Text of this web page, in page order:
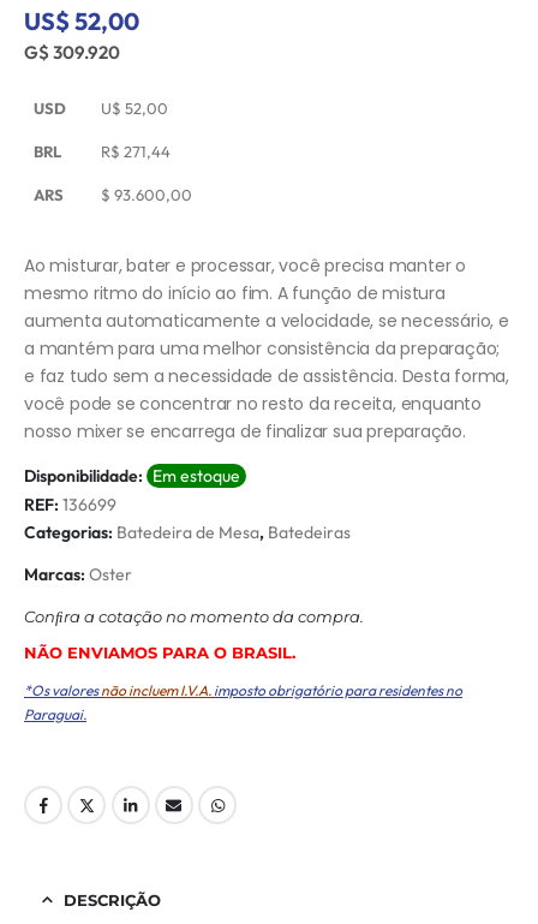
US$ 52,00
G$ 309.920
USD U$ 52,00
BRL R$ 271,44
ARS $ 93.600,00
Ao misturar, bater e processar, você precisa manter o
mesmo ritmo do início ao fim. A função de mistura
aumenta automaticamente a velocidade, se necessário, e
a mantém para uma melhor consistência da preparação;
e faz tudo sem a necessidade de assistência. Desta forma,
você pode se concentrar no resto da receita, enquanto
nosso mixer se encarrega de finalizar sua preparação.
Disponibilidade: Em estoque
REF: 136699
Categorias: Batedeira de Mesa, Batedeiras
Marcas: Oster
Conﬁra a cotação no momento da compra.
NÃO ENVIAMOS PARA O BRASIL.
*Os valoresnão incluem I.V.A. imposto obrigatório para residentes no
Paraguai.
DESCRIÇÃO